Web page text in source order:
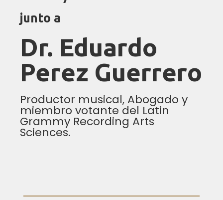
junto a
Dr. Eduardo
Perez Guerrero
Productor musical, Abogado y
miembro votante del Latin
Grammy Recording Arts
Sciences.